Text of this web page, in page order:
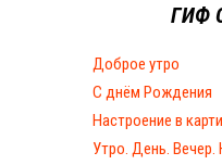
ГИФ
Доброе утро
С днём Рождения
Настроение в
Утро. День. Вечер.